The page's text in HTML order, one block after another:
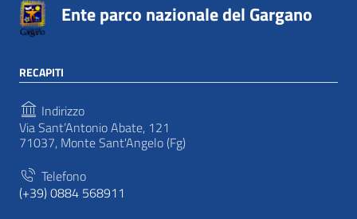
Ente parco nazionale del Gargano
RECAPITI
Indirizzo
Via Sant’Antonio Abate, 121
71037, Monte Sant'Angelo (Fg)
Telefono
(+39) 0884 568911